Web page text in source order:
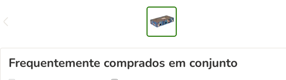
Frequentemente comprados em conjunto